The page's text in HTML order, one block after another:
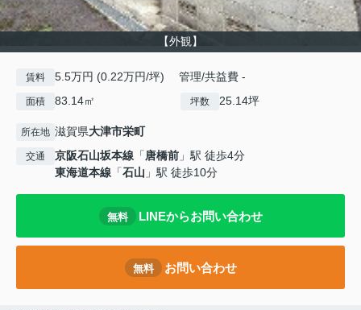
【外観】
賃料 5.5万円 (0.22万円/坪) 管理/共益費 -
面積 83.14㎡ 坪数 25.14坪
所在地 滋賀県大津市栄町
交通 京阪石山坂本線 「唐橋前 」駅 徒歩4分
東海道本線 「石山 」駅 徒歩10分
無料 LINEからお問い合わせ
無料 お問い合わせ